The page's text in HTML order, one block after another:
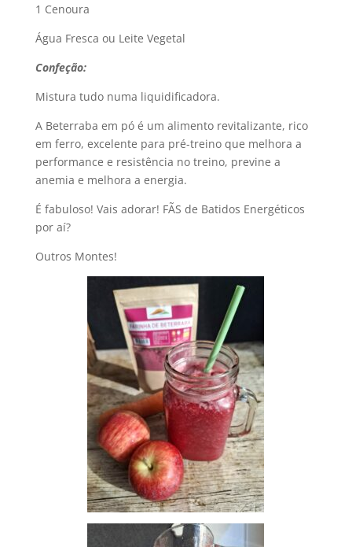
1 Cenoura
Água Fresca ou Leite Vegetal
Confeção:
Mistura tudo numa liquidificadora.
A Beterraba em pó é um alimento revitalizante, rico
em ferro, excelente para pré-treino que melhora a
performance e resistência no treino, previne a
anemia e melhora a energia.
É fabuloso! Vais adorar! FÃS de Batidos Energéticos
por aí?
Outros Montes!